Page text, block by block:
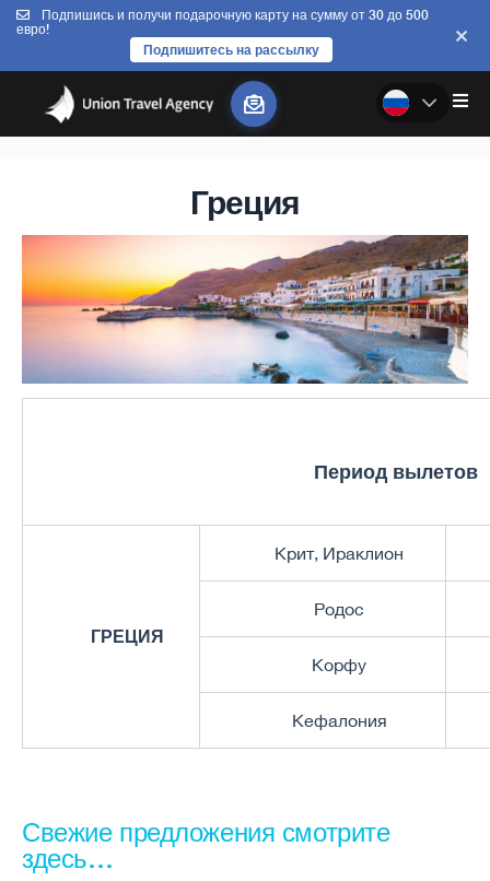
Подпишись и получи подарочную карту на сумму от 30 до 500
евро!
Подпишитесь на рассылку
Греция
Период вылетов
ГРЕЦИЯ
Крит, Ираклион
Родос
Корфу
Кефалония
Свежие предложения смотрите
здесь…